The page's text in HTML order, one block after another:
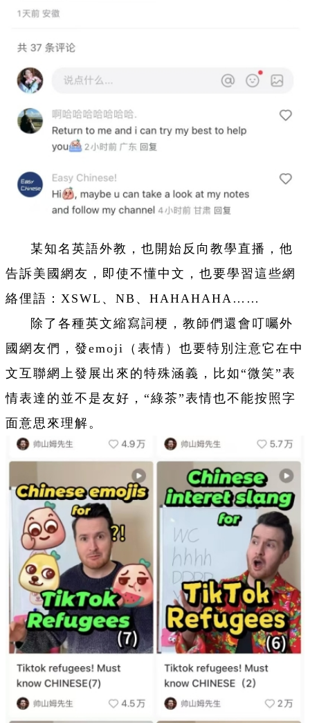
某知名英語外教，也開始反向教學直播，他
告訴美國網友，即使不懂中文，也要學習這些網
絡俚語：XSWL、NB、HAHAHAHA……
除了各種英文縮寫詞梗，教師們還會叮囑外
國網友們，發emoji（表情）也要特別注意它在中
文互聯網上發展出來的特殊涵義，比如“微笑”表
情表達的並不是友好，“綠茶”表情也不能按照字
面意思來理解。